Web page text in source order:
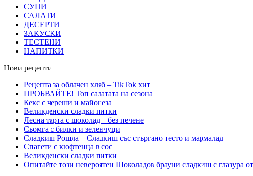
СУПИ
САЛАТИ
ДЕСЕРТИ
ЗАКУСКИ
ТЕСТЕНИ
НАПИТКИ
Нови рецепти
Рецепта за облачен хляб – TikTok хит
ПРОБВАЙТЕ! Топ салатата на сезона
Кекс с череши и майонеза
Великденски сладки питки
Лесна тарта с шоколад – без печене
Сьомга с билки и зеленчуци
Сладкиш Рошла – Сладкиш със стъргано тесто и мармалад
Спагети с кюфтенца в сос
Великденски сладки питки
Опитайте този невероятен Шоколадов брауни сладкиш с глазура